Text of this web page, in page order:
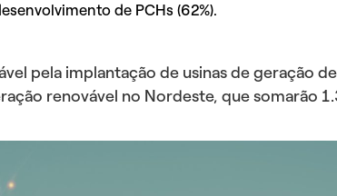
de PCHs (62%).
pela implantação de usinas de geração
renovável no Nordeste, que somarão